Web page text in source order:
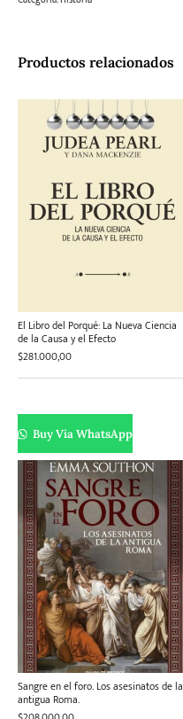
Productos relacionados
El Libro del Porqué: La Nueva Ciencia
de la Causa y el Efecto
$281.000,00
Buy Via WhatsApp
Sangre en el foro. Los asesinatos de la
antigua Roma.